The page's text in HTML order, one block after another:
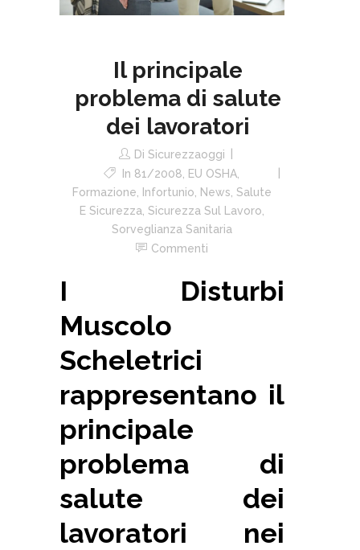
Il principale
problema di salute
dei lavoratori
Di Sicurezzaoggi
In 81/2008 EU OSHA
Formazione
Infortunio News Salute
E Sicurezza Sicurezza Sul Lavoro
Sorveglianza Sanitaria
Commenti
I Disturbi
Muscolo
Scheletrici
rappresentano il
principale
problema di
salute dei
lavoratori nei